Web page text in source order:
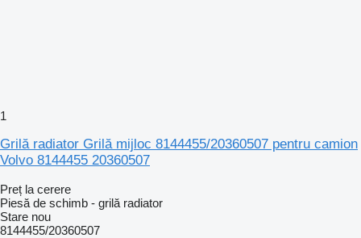
1
Grilă radiator Grilă mijloc 8144455/20360507 pentru camion
Volvo 8144455 20360507
Preț la cerere
Piesă de schimb - grilă radiator
Stare nou
8144455/20360507